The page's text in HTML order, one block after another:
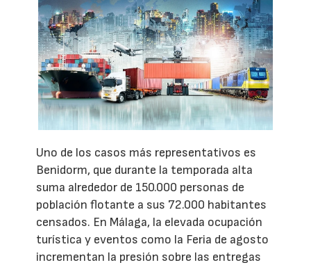
Uno de los casos más representativos es
Benidorm, que durante la temporada alta
suma alrededor de 150.000 personas de
población flotante a sus 72.000 habitantes
censados. En Málaga, la elevada ocupación
turística y eventos como la Feria de agosto
incrementan la presión sobre las entregas